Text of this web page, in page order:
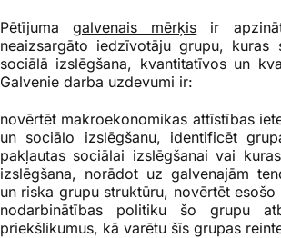
Pētījumagalvenais mērķis ir
neaizsargāto iedzīvotāju grupu,
sociālā izslēgšana, kvantitatīvos un
Galvenie darba uzdevumi ir:
novērtēt makroekonomikas attīstības
un sociālo izslēgšanu, identificēt
pakļautas sociālai izslēgšanai vai
izslēgšana, norādot uz galvenajām
un riska grupu struktūru, novērtēt
nodarbinātības politiku šo grupu
priekšlikumus, kā varētu šīs grupas